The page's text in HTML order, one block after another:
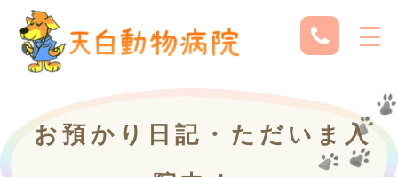
お預かり日記・ただいま入